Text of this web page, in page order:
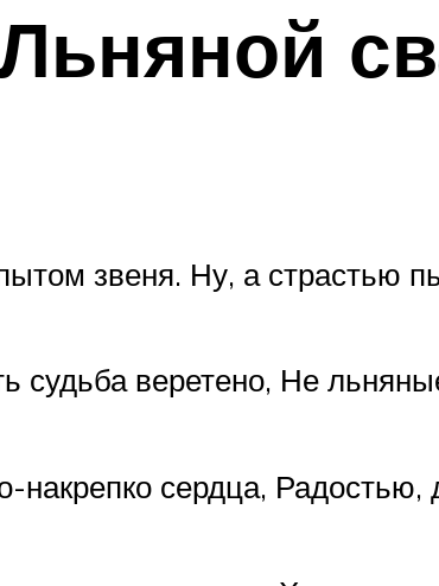
звеня. Ну, а страстью
судьба веретено, Не
сердца,